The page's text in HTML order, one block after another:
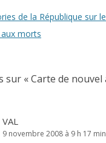
de la République sur
morts
sur «Carte de nouvel
VAL
9 novembre 2008 à 9 h 17 min